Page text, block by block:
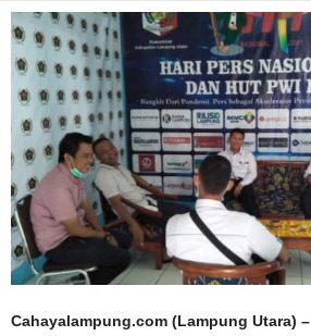
Cahayalampung.com (Lampung Utara) –